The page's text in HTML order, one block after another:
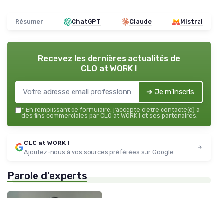
Résumer ChatGPT Claude Mistral
Recevez les dernières actualités de
CLO at WORK !
➔ Je m'inscris
* En remplissant ce formulaire, j’accepte d’être contacté(e) à
des fins commerciales par CLO at WORK ! et ses partenaires.
CLO at WORK !
Ajoutez-nous à vos sources préférées sur Google
Parole d'experts